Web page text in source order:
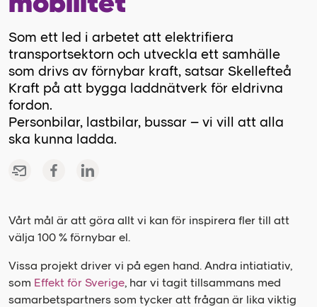
Som ett led i arbetet att elektrifiera
transportsektorn och utveckla ett samhälle
som drivs av förnybar kraft, satsar Skellefteå
Kraft på att bygga laddnätverk för eldrivna
fordon.
Personbilar, lastbilar, bussar – vi vill att alla
ska kunna ladda.
Vårt mål är att göra allt vi kan för inspirera fler till att
välja 100 % förnybar el.
Vissa projekt driver vi på egen hand. Andra intiatiativ,
som Effekt för Sverige, har vi tagit tillsammans med
samarbetspartners som tycker att frågan är lika viktig